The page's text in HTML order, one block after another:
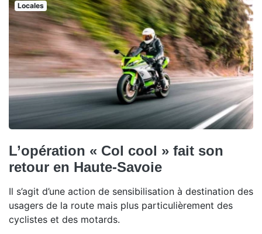
Locales
L’opération « Col cool » fait son
retour en Haute-Savoie
Il s’agit d’une action de sensibilisation à destination des
usagers de la route mais plus particulièrement des
cyclistes et des motards.